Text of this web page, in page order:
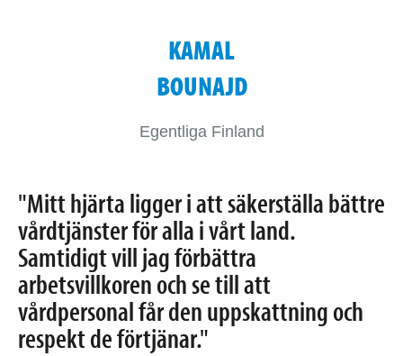
KAMAL
BOUNAJD
Egentliga Finland
"Mitt hjärta ligger i att säkerställa bättre
vårdtjänster för alla i vårt land.
Samtidigt vill jag förbättra
arbetsvillkoren och se till att
vårdpersonal får den uppskattning och
respekt de förtjänar."